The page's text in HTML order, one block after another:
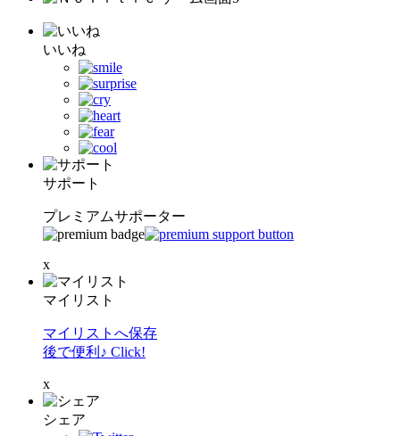
いいね
サポート
プレミアムサポーター
x
マイリスト
マイリストへ保存
後で便利♪ Click!
x
シェア